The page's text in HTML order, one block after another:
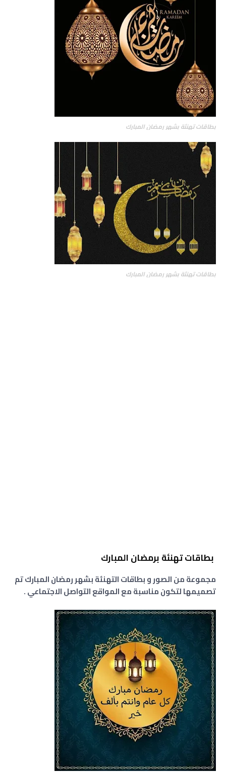
بطاقات تهنئة بشهر رمضان المبارك
بطاقات تهنئة بشهر رمضان المبارك
بطاقات تهنئة برمضان المبارك
مجموعة من الصور و بطاقات التهنئة بشهر رمضان المبارك تم
تصميمها لتكون مناسبة مع المواقع التواصل الاجتماعي .